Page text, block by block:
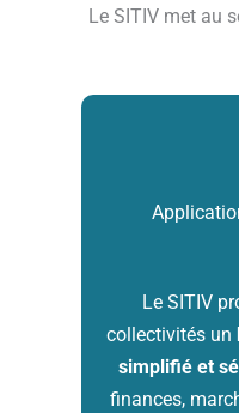
Le SITIV met au
Le SITIV
collectivités un
simplifié et
finances,